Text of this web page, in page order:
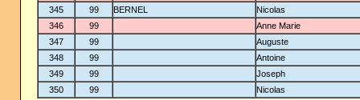
345
99 BERNEL
Nicolas
346
99
Anne Marie
347
99
Auguste
348
99
Antoine
349
99
Joseph
350
99 Nicolas